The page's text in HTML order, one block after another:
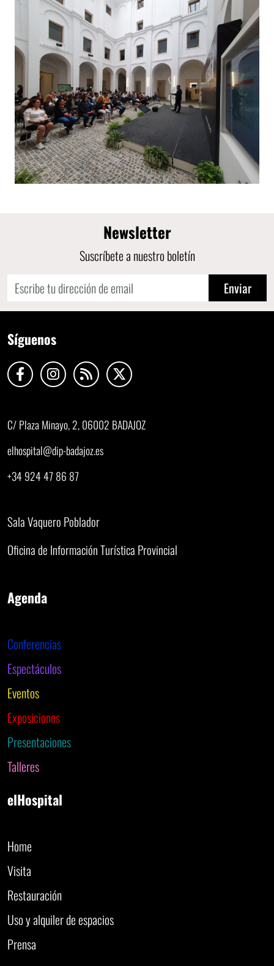
Newsletter
Suscríbete a nuestro boletín
Enviar
Síguenos
C/ Plaza Minayo, 2, 06002 BADAJOZ
elhospital@dip-badajoz.es
+34 924 47 86 87
Sala Vaquero Poblador
Oficina de Información Turística Provincial
Agenda
Conferencias
Espectáculos
Eventos
Exposiciones
Presentaciones
Talleres
elHospital
Home
Visita
Restauración
Uso y alquiler de espacios
Prensa